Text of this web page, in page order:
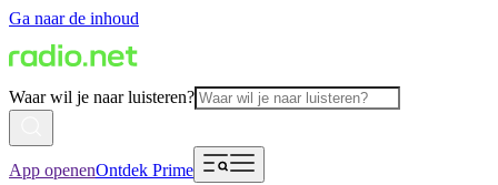
Ga naar de inhoud
Waar wil je naar luisteren?
App openenOntdek Prime